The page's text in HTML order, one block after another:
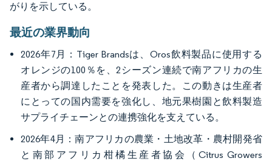
がりを示している。
最近の業界動向
2026年7月：Tiger Brandsは、Oros飲料製品に使用する
オレンジの100％を、2シーズン連続で南アフリカの生
産者から調達したことを発表した。この動きは生産者
にとっての国内需要を強化し、地元果樹園と飲料製造
サプライチェーンとの連携強化を支えている。
2026年4月：南アフリカの農業・土地改革・農村開発省
と南部アフリカ柑橘生産者協会（Citrus Growers